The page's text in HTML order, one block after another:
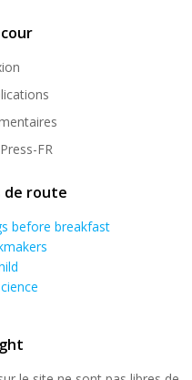
FR
de route
before breakfast